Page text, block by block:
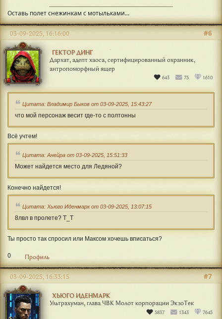
Оставь полет снежинкам с мотыльками...
ГЕКТОР ДИНГ
Дархат, адепт хаоса, сертифицированный охранник,
антропоморфный ящер
643 75 1610
#6
03-09-2025, 16:16:00
Цитата: Владимир Быков от 03-09-2025, 15:43:27
что мой персонаж весит где-то с полтонны
Всë учтем!
Цитата: Анейра от 03-09-2025, 15:51:33
Может найдется место для Ледяной?
Конечно найдется!
Цитата: Хьюго Иденмарк от 03-09-2025, 13:07:15
8лвл в пролете? Т_Т
Ты просто так спросил или Максом хочешь вписаться?
0 Профиль
ХЬЮГО ИДЕНМАРК
Ультрахуман, глава ЧВК Молот корпорации ЭкзоТек
5837 1343 7645
#7
03-09-2025, 16:33:15